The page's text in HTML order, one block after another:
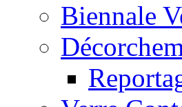
Biennale